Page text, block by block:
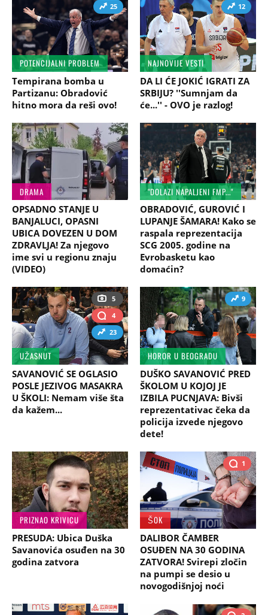
25
POTENCIJALNI PROBLEM
Tempirana bomba u
Partizanu: Obradović
hitno mora da reši ovo!
12
NAJNOVIJE VESTI
DA LI ĆE JOKIĆ IGRATI ZA
SRBIJU? ''Sumnjam da
će...'' - OVO je razlog!
DRAMA
OPSADNO STANJE U
BANJALUCI, OPASNI
UBICA DOVEZEN U DOM
ZDRAVLJA! Za njegovo
ime svi u regionu znaju
(VIDEO)
"DOLAZI NAPALJENI FMP..."
OBRADOVIĆ, GUROVIĆ I
LUPANJE ŠAMARA! Kako se
raspala reprezentacija
SCG 2005. godine na
Evrobasketu kao
domaćin?
5
4
23
UŽASNUT
SAVANOVIĆ SE OGLASIO
POSLE JEZIVOG MASAKRA
U ŠKOLI: Nemam više šta
da kažem...
9
HOROR U BEOGRADU
DUŠKO SAVANOVIĆ PRED
ŠKOLOM U KOJOJ JE
IZBILA PUCNJAVA: Bivši
reprezentativac čeka da
policija izvede njegovo
dete!
PRIZNAO KRIVICU
PRESUDA: Ubica Duška
Savanovića osuđen na 30
godina zatvora
1
ŠOK
DALIBOR ČAMBER
OSUĐEN NA 30 GODINA
ZATVORA! Svirepi zločin
na pumpi se desio u
novogodišnjoj noći